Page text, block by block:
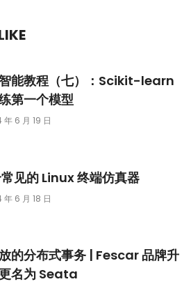
能教程（七）：Scikit-learn
第一个模型
年 6 月 19 日
见的 Linux 终端仿真器
年 6 月 18 日
的分布式事务 | Fescar 品牌升
名为 Seata